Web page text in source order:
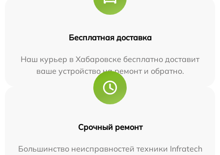
Бесплатная доставка
Наш курьер в Хабаровске бесплатно доставит
ваше устройство на ремонт и обратно.
Срочный ремонт
Большинство неисправностей техники Infratech